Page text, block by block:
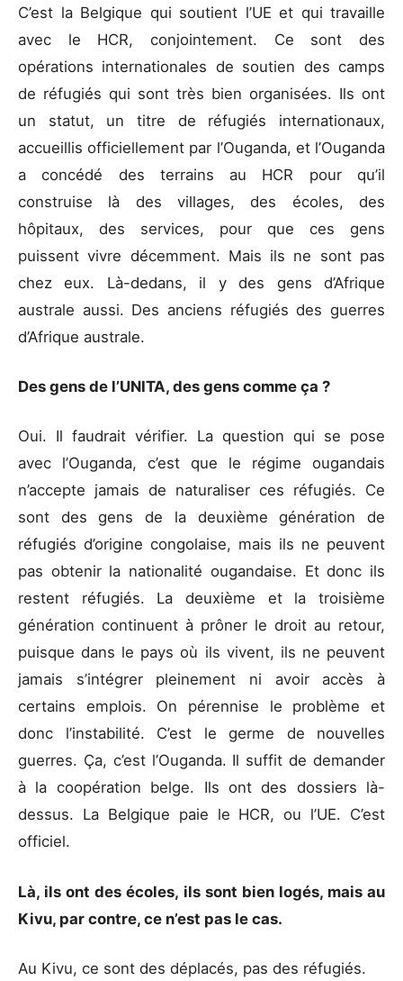
C’est la Belgique qui soutient l’UE et qui travaille
avec le HCR, conjointement. Ce sont des
opérations internationales de soutien des camps
de réfugiés qui sont très bien organisées. Ils ont
un statut, un titre de réfugiés internationaux,
accueillis officiellement par l’Ouganda, et l’Ouganda
a concédé des terrains au HCR pour qu’il
construise là des villages, des écoles, des
hôpitaux, des services, pour que ces gens
puissent vivre décemment. Mais ils ne sont pas
chez eux. Là-dedans, il y des gens d’Afrique
australe aussi. Des anciens réfugiés des guerres
d’Afrique australe.
Des gens de l’UNITA, des gens comme ça ?
Oui. Il faudrait vérifier. La question qui se pose
avec l’Ouganda, c’est que le régime ougandais
n’accepte jamais de naturaliser ces réfugiés. Ce
sont des gens de la deuxième génération de
réfugiés d’origine congolaise, mais ils ne peuvent
pas obtenir la nationalité ougandaise. Et donc ils
restent réfugiés. La deuxième et la troisième
génération continuent à prôner le droit au retour,
puisque dans le pays où ils vivent, ils ne peuvent
jamais s’intégrer pleinement ni avoir accès à
certains emplois. On pérennise le problème et
donc l’instabilité. C’est le germe de nouvelles
guerres. Ça, c’est l’Ouganda. Il suffit de demander
à la coopération belge. Ils ont des dossiers là-
dessus. La Belgique paie le HCR, ou l’UE. C’est
officiel.
Là, ils ont des écoles, ils sont bien logés, mais au
Kivu, par contre, ce n’est pas le cas.
Au Kivu, ce sont des déplacés, pas des réfugiés.